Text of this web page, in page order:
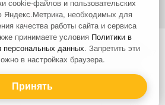
характер и не является
определяется положениями статьи 437
РФ. Информация о характеристиках и
на сайте, условия доставки может
порядке. Информация по ценам,
к моменту оформления заказа.
cookie-файлов и пользовательских
необходимых для
качества работы сайта и сервиса
принимаете условия Политики в
персональных данных. Запретить эти
в настройках браузера.
Принять